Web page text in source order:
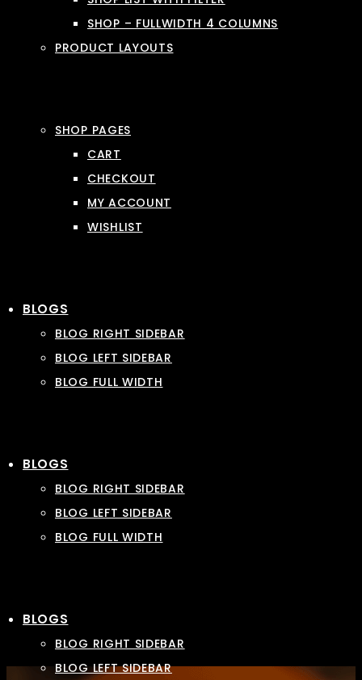
SHOP – FULLWIDTH 4 COLUMNS
PRODUCT LAYOUTS
SHOP PAGES
CART
CHECKOUT
MY ACCOUNT
WISHLIST
BLOGS
BLOG RIGHT SIDEBAR
BLOG LEFT SIDEBAR
BLOG FULL WIDTH
BLOGS
BLOG RIGHT SIDEBAR
BLOG LEFT SIDEBAR
BLOG FULL WIDTH
BLOGS
BLOG RIGHT SIDEBAR
BLOG LEFT SIDEBAR